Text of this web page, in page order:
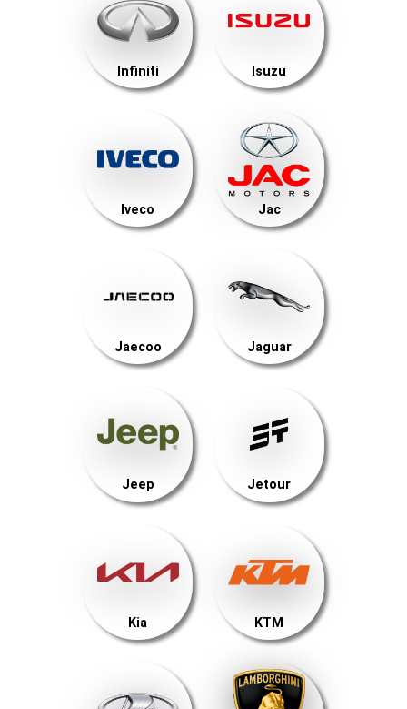
Infiniti Isuzu
Iveco Jac
Jaecoo Jaguar
Jeep Jetour
Kia KTM